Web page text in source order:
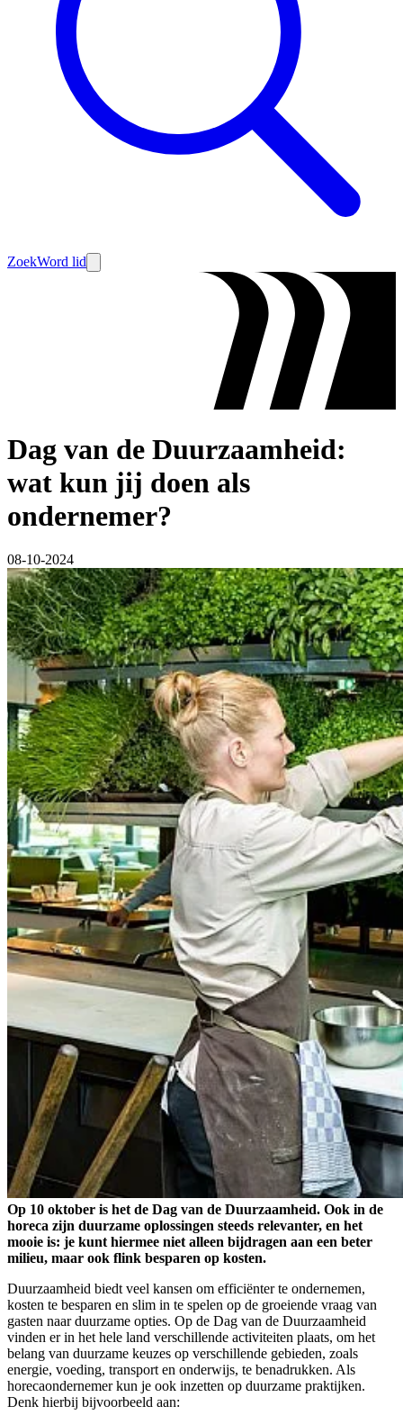
ZoekWord lid
Dag van de Duurzaamheid:
wat kun jij doen als
ondernemer?
08-10-2024
Op 10 oktober is het de Dag van de Duurzaamheid. Ook in de
horeca zijn duurzame oplossingen steeds relevanter, en het
mooie is: je kunt hiermee niet alleen bijdragen aan een beter
milieu, maar ook flink besparen op kosten.
Duurzaamheid biedt veel kansen om efficiënter te ondernemen,
kosten te besparen en slim in te spelen op de groeiende vraag van
gasten naar duurzame opties. Op de Dag van de Duurzaamheid
vinden er in het hele land verschillende activiteiten plaats, om het
belang van duurzame keuzes op verschillende gebieden, zoals
energie, voeding, transport en onderwijs, te benadrukken. Als
horecaondernemer kun je ook inzetten op duurzame praktijken.
Denk hierbij bijvoorbeeld aan: